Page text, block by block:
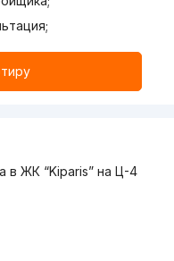
в ЖК “Kiparis” на Ц-4